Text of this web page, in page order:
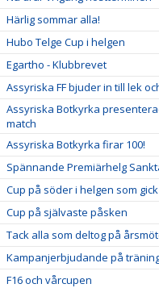
Härlig sommar alla!
Hubo Telge Cup i helgen
Egartho - Klubbrevet
Assyriska FF bjuder in till lek
Assyriska Botkyrka
match
Assyriska Botkyrka firar 100!
Spännande Premiärhelg
Cup på söder i helgen som gick
Cup på självaste påsken
Tack alla som deltog på
Kampanjerbjudande på
F16 och vårcupen